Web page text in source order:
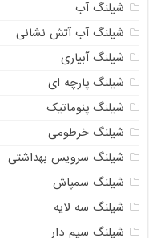
شیلنگ آب
شیلنگ آب آتش نشانی
شیلنگ آبیاری
شیلنگ پارچه ای
شیلنگ پنوماتیک
شیلنگ خرطومی
شیلنگ سرویس بهداشتی
شیلنگ سمپاش
شیلنگ سه لایه
شیلنگ سیم دار